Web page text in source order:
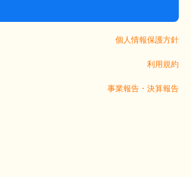
個人情報保護方針
利用規約
事業報告・決算報告